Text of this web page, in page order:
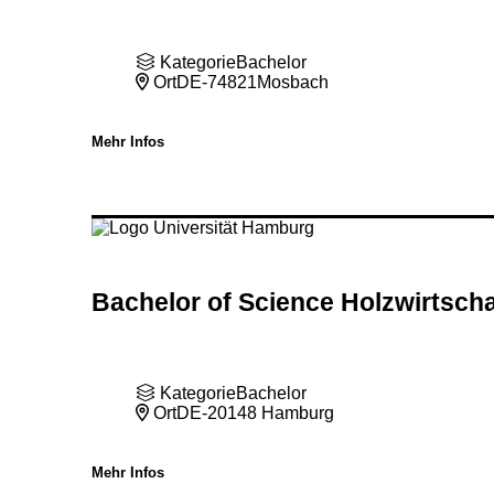
KategorieBachelor
OrtDE-74821Mosbach
Mehr Infos
Bachelor of Science
KategorieBachelor
OrtDE-20148 Hamburg
Mehr Infos